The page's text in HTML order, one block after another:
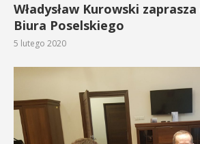
Władysław Kurowski
Biura Poselskiego
5 lutego 2020